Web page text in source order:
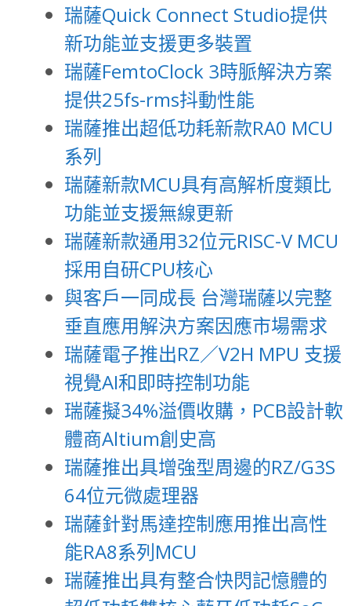
瑞薩Quick Connect Studio提供
新功能並支援更多裝置
瑞薩FemtoClock 3時脈解決方案
提供25fs-rms抖動性能
瑞薩推出超低功耗新款RA0 MCU
系列
瑞薩新款MCU具有高解析度類比
功能並支援無線更新
瑞薩新款通用32位元RISC-V MCU
採用自研CPU核心
與客戶一同成長 台灣瑞薩以完整
垂直應用解決方案因應市場需求
瑞薩電子推出RZ／V2H MPU 支援
視覺AI和即時控制功能
瑞薩擬34%溢價收購，PCB設計軟
體商Altium創史高
瑞薩推出具增強型周邊的RZ/G3S
64位元微處理器
瑞薩針對馬達控制應用推出高性
能RA8系列MCU
瑞薩推出具有整合快閃記憶體的